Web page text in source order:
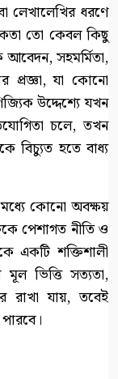
লেখালেখির ধরণে
তো কেবল কিছু
সহমর্মিতা,
প্রজ্ঞা, যা কোনো
উদ্দেশ্যে যখন
চলে, তখন
বিচ্যুত হতে বাধ্য
মধ্যে কোনো অবক্ষয়
পেশাগত নীতি ও
একটি শক্তিশালী
মূল ভিত্তি সত্যতা,
রাখা যায়, তবেই